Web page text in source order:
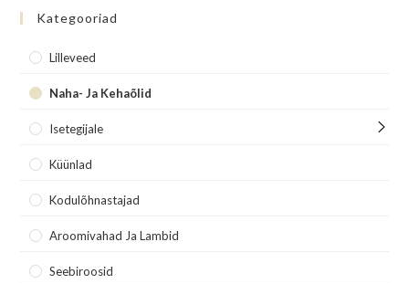
Kategooriad
Lilleveed
Naha- Ja Kehaõlid
Isetegijale
Küünlad
Kodulõhnastajad
Aroomivahad Ja Lambid
Seebiroosid